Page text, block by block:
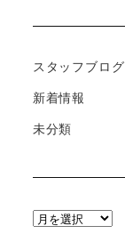
スタッフブログ
新着情報
未分類
過